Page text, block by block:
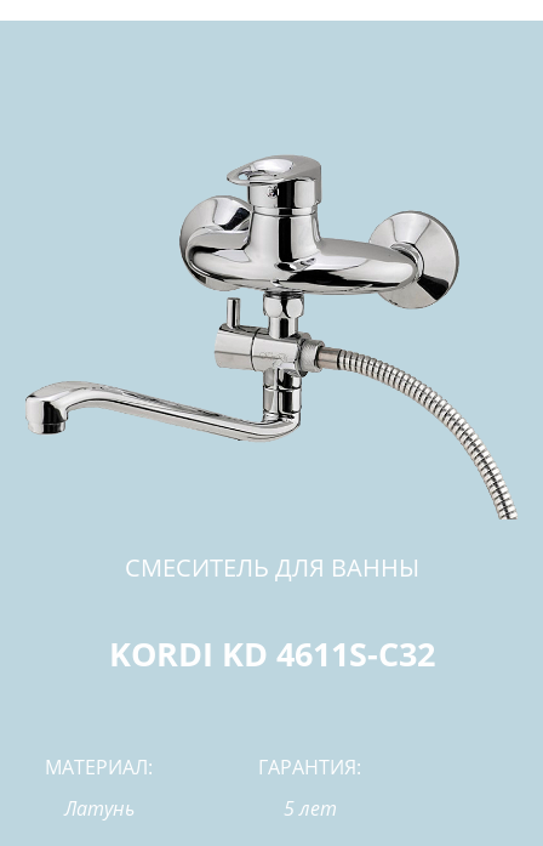
СМЕСИТЕЛЬ ДЛЯ ВАННЫ
KORDI KD 4611S-C32
МАТЕРИАЛ:
ГАРАНТИЯ:
Латунь
5 лет